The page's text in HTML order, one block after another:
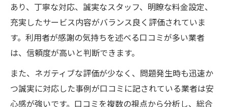
あり、丁寧な対応、誠実なスタッフ、明瞭な料金設定、
充実したサービス内容がバランス良く評価されていま
す。利用者が感謝の気持ちを述べる口コミが多い業者
は、信頼度が高いと判断できます。
また、ネガティブな評価が少なく、問題発生時も迅速か
つ誠実に対応した事例が口コミに記されている業者は安
心感が強いです。口コミを複数の視点から分析し、総合